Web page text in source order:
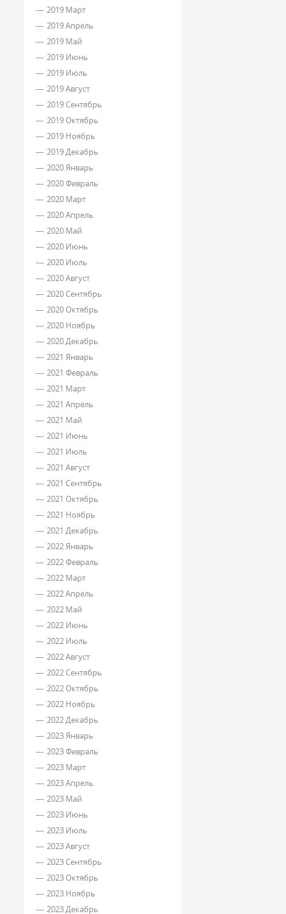
2019 Март
2019 Апрель
2019 Май
2019 Июнь
2019 Июль
2019 Август
2019 Сентябрь
2019 Октябрь
2019 Ноябрь
2019 Декабрь
2020 Январь
2020 Февраль
2020 Март
2020 Апрель
2020 Май
2020 Июнь
2020 Июль
2020 Август
2020 Сентябрь
2020 Октябрь
2020 Ноябрь
2020 Декабрь
2021 Январь
2021 Февраль
2021 Март
2021 Апрель
2021 Май
2021 Июнь
2021 Июль
2021 Август
2021 Сентябрь
2021 Октябрь
2021 Ноябрь
2021 Декабрь
2022 Январь
2022 Февраль
2022 Март
2022 Апрель
2022 Май
2022 Июнь
2022 Июль
2022 Август
2022 Сентябрь
2022 Октябрь
2022 Ноябрь
2022 Декабрь
2023 Январь
2023 Февраль
2023 Март
2023 Апрель
2023 Май
2023 Июнь
2023 Июль
2023 Август
2023 Сентябрь
2023 Октябрь
2023 Ноябрь
2023 Декабрь